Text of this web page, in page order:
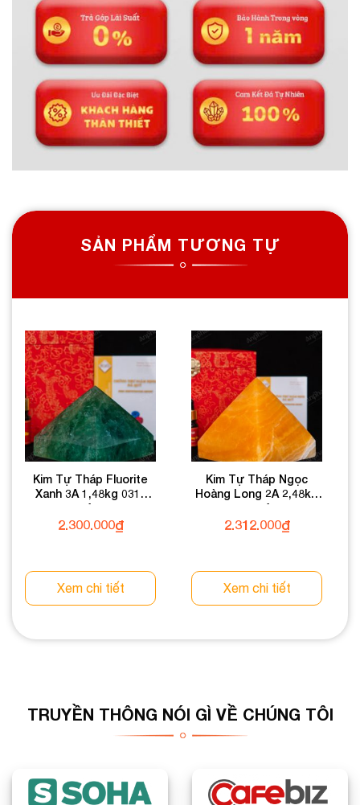
SẢN PHẨM TƯƠNG TỰ
Kim Tự Tháp Fluorite
Xanh 3A 1,48kg 031-
0133A-1,48
2.300.000₫
Xem chi tiết
Kim Tự Tháp Ngọc
Hoàng Long 2A 2,48kg
031-0492A-2,48
2.312.000₫
Xem chi tiết
TRUYỀN THÔNG NÓI GÌ VỀ CHÚNG TÔI